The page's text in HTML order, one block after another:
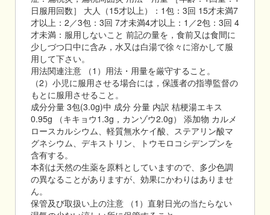
日服用回数］ 大人（15才以上）：1包：3回 15才未満7
才以上：2／3包：3回 7才未満4才以上：1／2包：3回 4
才未満：服用しないこと 前記の量を，食前又は食間に
少しづつ口中に含み，水又は白湯で徐々に溶かして服
用して下さい。
用法関連注意 （1）用法・用量を厳守すること。
（2）小児に服用させる場合には，保護者の指導監督の
もとに服用させること。
成分分量 3包(3.0g)中 成分 分量 内訳 桔梗湯エキス
0.95g （キキョウ1.3g，カンゾウ2.0g） 添加物 カルメ
ロースカルシウム、軽質無水ケイ酸、ステアリン酸マ
グネシウム、デキストリン、トウモロコシデンプンを
含有する。
本剤は天然の生薬を原料としていますので、多少色調
の異なることがありますが、効果にかわりはありませ
ん。
保管及び取扱い上の注意 （1）直射日光の当たらない